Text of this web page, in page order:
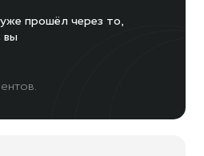
прошёл через то,
вы